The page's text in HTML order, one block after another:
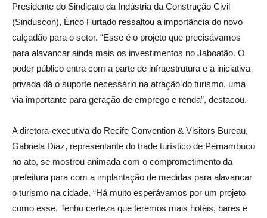
Presidente do Sindicato da Indústria da Construção Civil
(Sinduscon), Érico Furtado ressaltou a importância do novo
calçadão para o setor. “Esse é o projeto que precisávamos
para alavancar ainda mais os investimentos no Jaboatão. O
poder público entra com a parte de infraestrutura e a iniciativa
privada dá o suporte necessário na atração do turismo, uma
via importante para geração de emprego e renda”, destacou.
A diretora-executiva do Recife Convention & Visitors Bureau,
Gabriela Diaz, representante do trade turístico de Pernambuco
no ato, se mostrou animada com o comprometimento da
prefeitura para com a implantação de medidas para alavancar
o turismo na cidade. “Há muito esperávamos por um projeto
como esse. Tenho certeza que teremos mais hotéis, bares e